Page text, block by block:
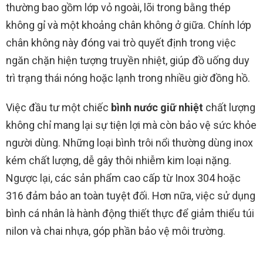
thường bao gồm lớp vỏ ngoài, lõi trong bằng thép
không gỉ và một khoảng chân không ở giữa. Chính lớp
chân không này đóng vai trò quyết định trong việc
ngăn chặn hiện tượng truyền nhiệt, giúp đồ uống duy
trì trạng thái nóng hoặc lạnh trong nhiều giờ đồng hồ.
Việc đầu tư một chiếc bình nước giữ nhiệt chất lượng
không chỉ mang lại sự tiện lợi mà còn bảo vệ sức khỏe
người dùng. Những loại bình trôi nổi thường dùng inox
kém chất lượng, dễ gây thôi nhiễm kim loại nặng.
Ngược lại, các sản phẩm cao cấp từ Inox 304 hoặc
316 đảm bảo an toàn tuyệt đối. Hơn nữa, việc sử dụng
bình cá nhân là hành động thiết thực để giảm thiểu túi
nilon và chai nhựa, góp phần bảo vệ môi trường.